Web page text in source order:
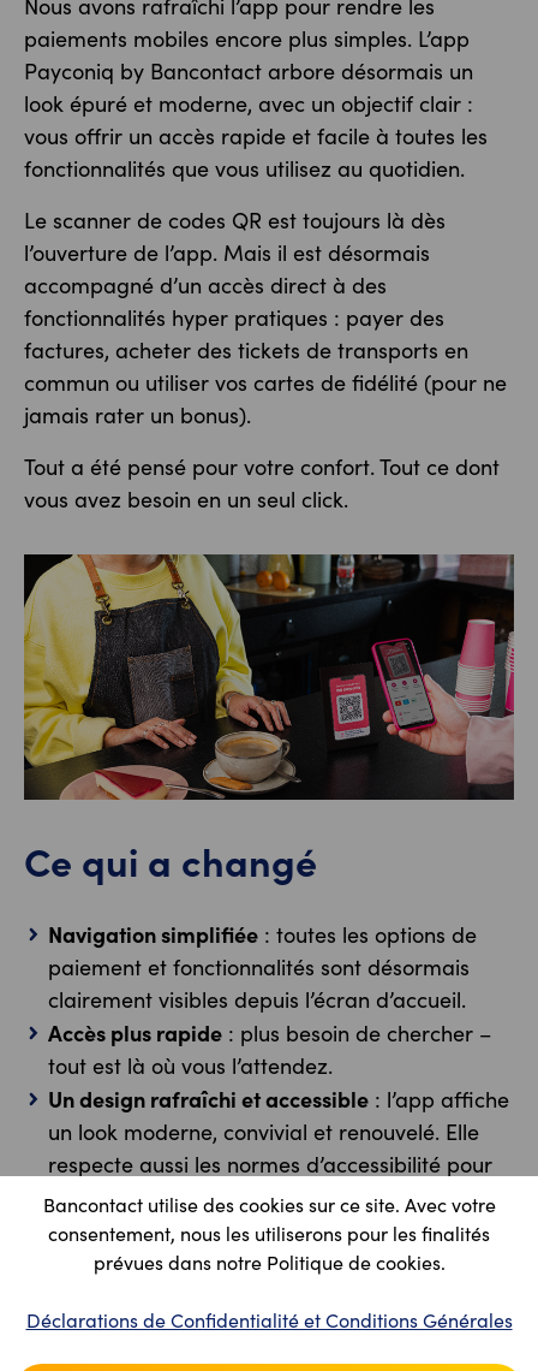
Bancontact utilise des cookies sur ce site. Avec votre
consentement, nous les utiliserons pour les finalités
prévues dans notre Politique de cookies.
Déclarations de Confidentialité et Conditions Générales
Nous avons rafraîchi l’app pour rendre les
paiements mobiles encore plus simples. L’app
Payconiq by Bancontact arbore désormais un
look épuré et moderne, avec un objectif clair :
vous offrir un accès rapide et facile à toutes les
fonctionnalités que vous utilisez au quotidien.
Le scanner de codes QR est toujours là dès
l’ouverture de l’app. Mais il est désormais
accompagné d’un accès direct à des
fonctionnalités hyper pratiques : payer des
factures, acheter des tickets de transports en
commun ou utiliser vos cartes de fidélité (pour ne
jamais rater un bonus).
Tout a été pensé pour votre confort. Tout ce dont
vous avez besoin en un seul click.
Ce qui a changé
Navigation simplifiée : toutes les options de
paiement et fonctionnalités sont désormais
clairement visibles depuis l’écran d’accueil.
Accès plus rapide : plus besoin de chercher –
tout est là où vous l’attendez.
Un design rafraîchi et accessible : l’app affiche
un look moderne, convivial et renouvelé. Elle
respecte aussi les normes d’accessibilité pour
faciliter l’utilisation de l’app de manière
confortable et autonome à un plus grand
nombre d’utilisateurs.
Ce qui n’a pas changé